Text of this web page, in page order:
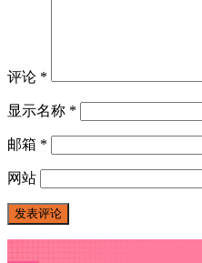
评论 *
显示名称 *
邮箱 *
网站